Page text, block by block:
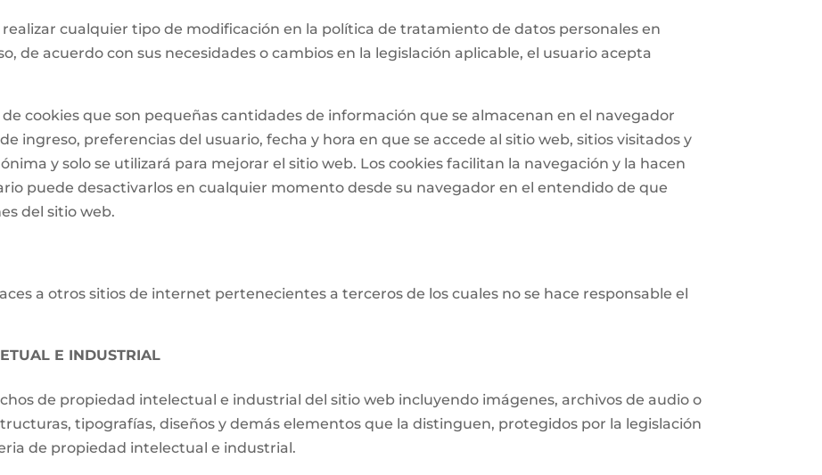
cualquier tipo de modificación en la política de tratamiento de datos personales en
de acuerdo con sus necesidades o cambios en la legislación aplicable, el usuario acepta
cookies que son pequeñas cantidades de información que se almacenan en el navegador
ingreso, preferencias del usuario, fecha y hora en que se accede al sitio web, sitios visitados y
y solo se utilizará para mejorar el sitio web. Los cookies facilitan la navegación y la hacen
puede desactivarlos en cualquier momento desde su navegador en el entendido de que
del sitio web.
a otros sitios de internet pertenecientes a terceros de los cuales no se hace responsable el
E INDUSTRIAL
de propiedad intelectual e industrial del sitio web incluyendo imágenes, archivos de audio o
tipografías, diseños y demás elementos que la distinguen, protegidos por la legislación
de propiedad intelectual e industrial.